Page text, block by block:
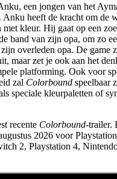
een jongen van het
Anku heeft de kracht om de
met kleur. Hij gaat op een
band van zijn opa, om zo
overleden opa. De game
maar zet je ook aan het
platforming. Ook voor
zal Colorbound speelbaar
speciale kleurpaletten of
recente Colorbound-trailer.
2026 voor
2, Playstation 4,